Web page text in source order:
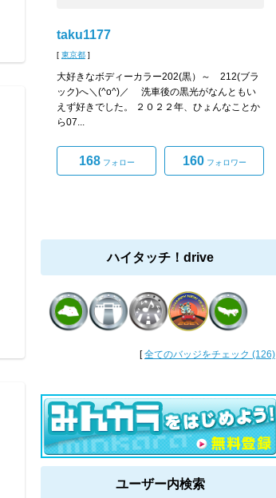
taku1177
[ 東京都 ]
大好きなボディーカラー202(黒）～ 212(ブラ
ック)へ＼(^o^)／ 洗車後の黒光がなんともい
えず好きでした。 ２０２２年、ひょんなことか
ら07...
168フォロー 160フォロワー
ハイタッチ！drive
[全てのバッジをチェック (126)
ユーザー内検索